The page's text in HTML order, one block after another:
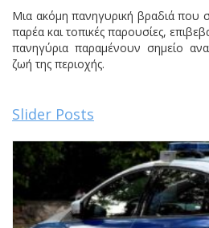
Μια ακόμη πανηγυρική βραδιά που
παρέα και τοπικές παρουσίες,
πανηγύρια παραμένουν σημείο
ζωή της περιοχής.
Slider Posts